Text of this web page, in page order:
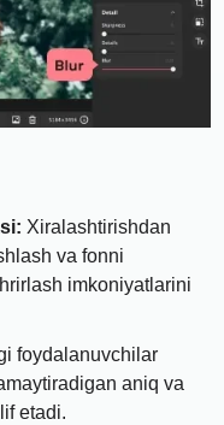
Xiralashtirishdan
va fonni
imkoniyatlarini
foydalanuvchilar
aniq va
etadi.